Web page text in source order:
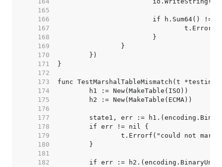
   165
   166
   167
   168
   169
   170
   171
   172
   173
   174
   175
   176
   177
   178
   179
   180
   181
   182